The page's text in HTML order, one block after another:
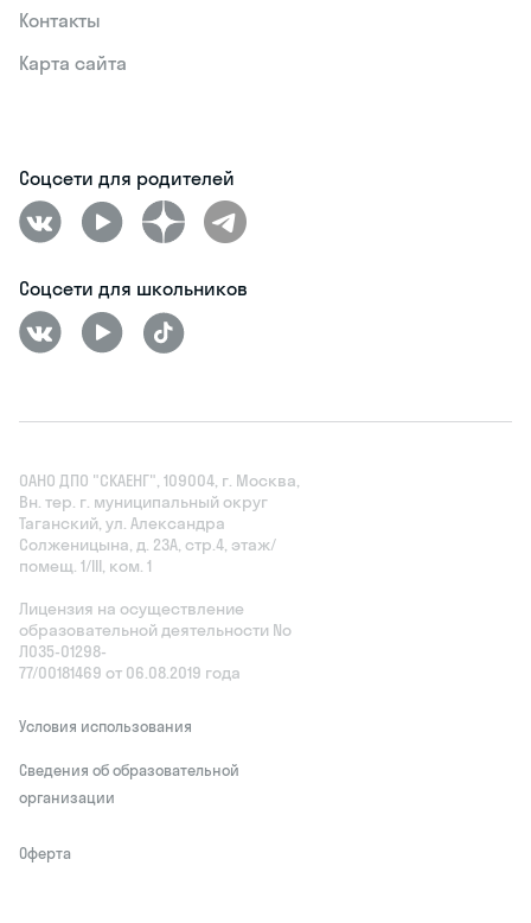
Контакты
Карта сайта
Соцсети для родителей
Соцсети для школьников
ОАНО ДПО "СКАЕНГ", 109004, г. Москва,
Вн. тер. г. муниципальный округ
Таганский, ул. Александра
Солженицына, д. 23А, стр.4, этаж/
помещ. 1/III, ком. 1
Лицензия на осуществление
образовательной деятельности No
Л035‑01298-
77/00181469 от 06.08.2019 года
Условия использования
Сведения об образовательной
организации
Оферта